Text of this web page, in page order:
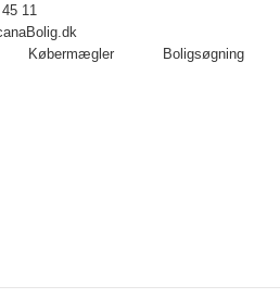
11
Købermægler Boligsøgning